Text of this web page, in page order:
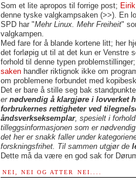
Som et lite apropos til forrige post; Eirik
denne tyske valgkampsaken (>>). En
SPD har "Mehr Linux. Mehr Freiheit"
valgkampen.
Med fare for å blande kortene litt; her
det forløpig ut til at det kun er Venstre
forhold til denne typen problemstillinger;
saken handler riktignok ikke om
om problemene forbundet med
Det er bare å stille seg bak
er nødvendig å klargjøre i lovverket
forbrukernes rettigheter ved
åndsverkseksemplar, spesielt i
tilleggsinformasjonen som er
det her er snakk faller under
forskningsfrihet. Til sammen utgjør de
Dette må da være en god sak for
NEI, NEI OG ATTER NEI....